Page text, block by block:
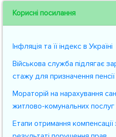
Корисні посилання
Інфляція та її індекс в Україні
Військова служба підлягає
стажу для призначення
Мораторій на нарахування
житлово-комунальних послуг
Етапи отримання компенсації